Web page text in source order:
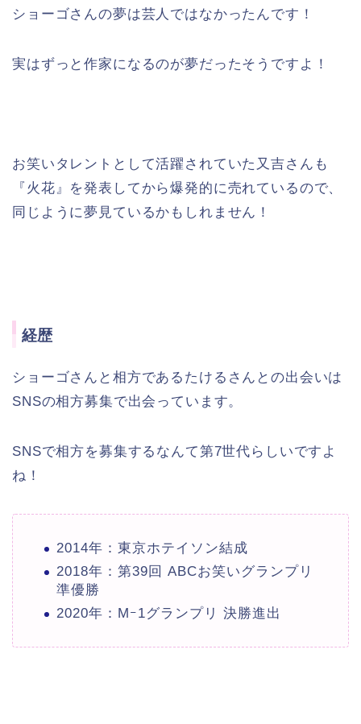
ショーゴさんの夢は芸人ではなかったんです！
実はずっと作家になるのが夢だったそうですよ！
お笑いタレントとして活躍されていた又吉さんも
『火花』を発表してから爆発的に売れているので、
同じように夢見ているかもしれません！
経歴
ショーゴさんと相方であるたけるさんとの出会いは
SNSの相方募集で出会っています。
SNSで相方を募集するなんて第7世代らしいですよ
ね！
2014年：東京ホテイソン結成
2018年：第39回 ABCお笑いグランプリ
準優勝
2020年：Mｰ1グランプリ 決勝進出